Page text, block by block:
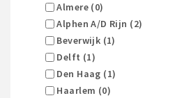
Almere (0)
Alphen A/d Rijn (2)
Beverwijk (1)
Delft (1)
Den Haag (1)
Haarlem (0)